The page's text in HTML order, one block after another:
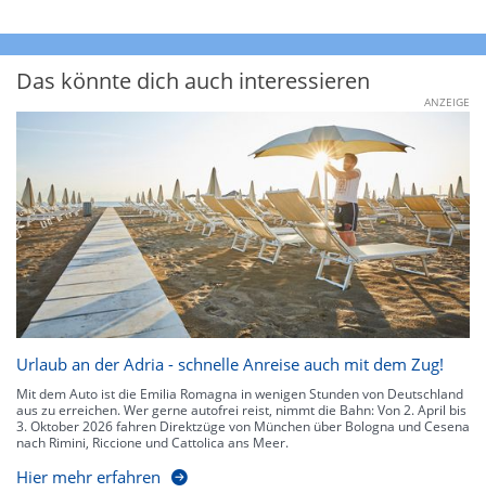
Das könnte dich auch interessieren
ANZEIGE
Urlaub an der Adria - schnelle Anreise auch mit dem Zug!
Mit dem Auto ist die Emilia Romagna in wenigen Stunden von Deutschland
aus zu erreichen. Wer gerne autofrei reist, nimmt die Bahn: Von 2. April bis
3. Oktober 2026 fahren Direktzüge von München über Bologna und Cesena
nach Rimini, Riccione und Cattolica ans Meer.
Hier mehr erfahren